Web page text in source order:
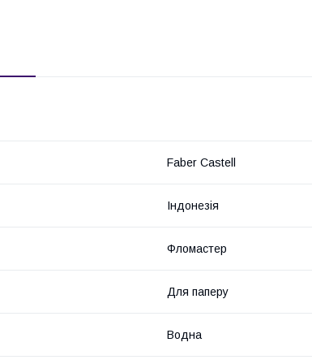
Faber Castell
Індонезія
Фломастер
Для паперу
Водна